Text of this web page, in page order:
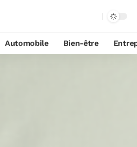
Automobile Bien-être